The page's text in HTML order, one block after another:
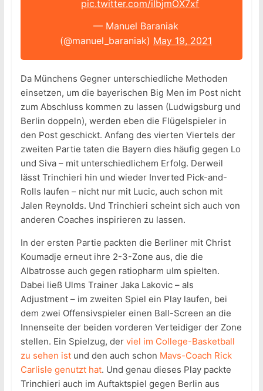
pic.twitter.com/iIbjmOX7xf
— Manuel Baraniak
(@manuel_baraniak) May 19, 2021
Da Münchens Gegner unterschiedliche Methoden
einsetzen, um die bayerischen Big Men im Post nicht
zum Abschluss kommen zu lassen (Ludwigsburg und
Berlin doppeln), werden eben die Flügelspieler in
den Post geschickt. Anfang des vierten Viertels der
zweiten Partie taten die Bayern dies häufig gegen Lo
und Siva – mit unterschiedlichem Erfolg. Derweil
lässt Trinchieri hin und wieder Inverted Pick-and-
Rolls laufen – nicht nur mit Lucic, auch schon mit
Jalen Reynolds. Und Trinchieri scheint sich auch von
anderen Coaches inspirieren zu lassen.
In der ersten Partie packten die Berliner mit Christ
Koumadje erneut ihre 2-3-Zone aus, die die
Albatrosse auch gegen ratiopharm ulm spielten.
Dabei ließ Ulms Trainer Jaka Lakovic – als
Adjustment – im zweiten Spiel ein Play laufen, bei
dem zwei Offensivspieler einen Ball-Screen an die
Innenseite der beiden vorderen Verteidiger der Zone
stellen. Ein Spielzug, der viel im College-Basketball
zu sehen istund den auch schon Mavs-Coach Rick
Carlisle genutzt hat. Und genau dieses Play packte
Trinchieri auch im Auftaktspiel gegen Berlin aus